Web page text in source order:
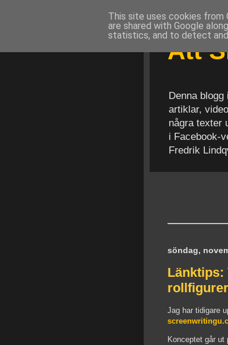
Att
Denna
artiklar,
några texter
i Facebook-
Fredrik
söndag,
Länktips:
Jag har tidigare
Konceptet går ut
This site uses cookies from
are shared with Google
statistics, and to detect and